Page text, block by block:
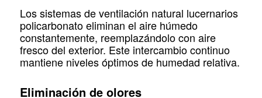
Los sistemas de ventilación natural lucernarios
policarbonato eliminan el aire húmedo
constantemente, reemplazándolo con aire
fresco del exterior. Este intercambio continuo
mantiene niveles óptimos de humedad relativa.
Eliminación de olores